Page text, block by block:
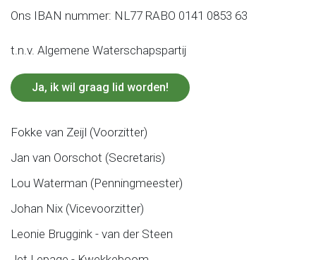
Ons IBAN nummer: NL77 RABO 0141 0853 63
t.n.v. Algemene Waterschapspartij
Ja, ik wil graag lid worden!
Fokke van Zeijl (Voorzitter)
Jan van Oorschot (Secretaris)
Lou Waterman (Penningmeester)
Johan Nix (Vicevoorzitter)
Leonie Bruggink - van der Steen